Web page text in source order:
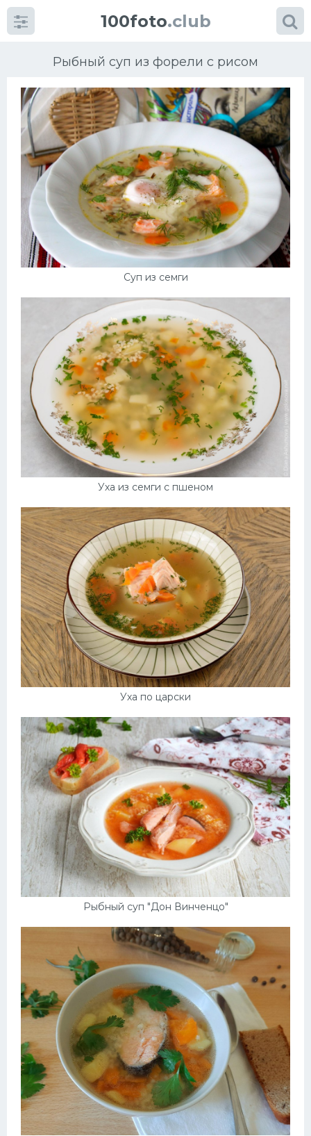
100foto.club
Рыбный суп из форели с рисом
Суп из семги
Уха из семги с пшеном
Уха по царски
Рыбный суп "Дон Винченцо"
Категориикартинок
Супы
Мясные блюда
Печенье
Десерт
Напитки
Дизайн комнаты